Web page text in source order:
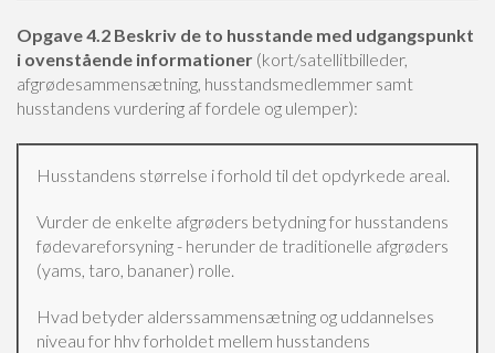
Opgave 4.2 Beskriv de to husstande med udgangspunkt
i ovenstående informationer (kort/satellitbilleder,
afgrødesammensætning, husstandsmedlemmer samt
husstandens vurdering af fordele og ulemper):
Husstandens størrelse i forhold til det opdyrkede areal.
Vurder de enkelte afgrøders betydning for husstandens
fødevareforsyning - herunder de traditionelle afgrøders
(yams, taro, bananer) rolle.
Hvad betyder alderssammensætning og uddannelses
niveau for hhv forholdet mellem husstandens